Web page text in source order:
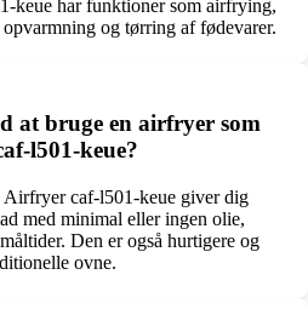
keue har funktioner som airfrying,
og tørring af fødevarer.
at bruge en airfryer som
l501-keue?
caf-l501-keue giver dig
med minimal eller ingen olie,
Den er også hurtigere og
ovne.